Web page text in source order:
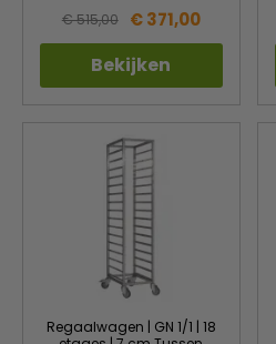
€ 515,00 € 371,00
Bekijken
Regaalwagen | GN 1/1 | 18